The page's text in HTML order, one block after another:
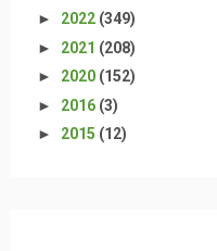
► 2022 (349)
► 2021 (208)
► 2020 (152)
► 2016 (3)
► 2015 (12)